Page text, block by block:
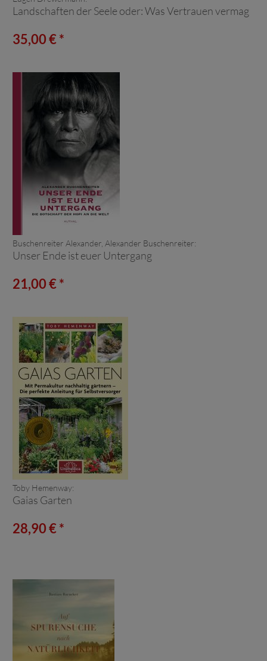
Landschaften der Seele oder: Was Vertrauen vermag
35,00 € *
Buschenreiter Alexander, Alexander Buschenreiter:
Unser Ende ist euer Untergang
21,00 € *
Toby Hemenway:
Gaias Garten
28,90 € *